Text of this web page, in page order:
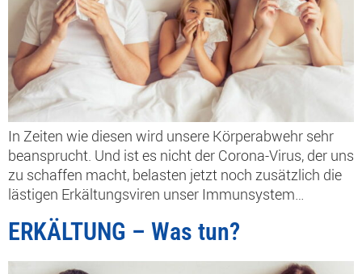
In Zeiten wie diesen wird unsere Körperabwehr sehr
beansprucht. Und ist es nicht der Corona-Virus, der uns
zu schaffen macht, belasten jetzt noch zusätzlich die
lästigen Erkältungsviren unser Immunsystem…
ERKÄLTUNG – Was tun?